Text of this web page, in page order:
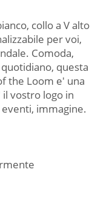
collo a V alto
per voi,
Comoda,
questa
the Loom e' una
vostro logo in
immagine.